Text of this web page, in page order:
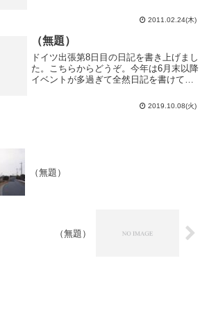
た。まぁ、情報で留年してもらっても困
るだろうしな…そして、最終教科理科総
合B。問．2.6と-...
2011.02.24(木)
（無題）
ドイツ出張第8日目の日記を書き上げまし
た。こちらからどうぞ。今年は6月末以降
イベントが多過ぎて全然日記を書けてい
出るべく東工大へ。大岡山駅まで行くと
なると帰りの千代田線は座れるけど、朝
2019.10.08(火)
（無題）
（無題）